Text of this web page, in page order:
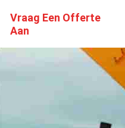
Vraag Een Offerte
Aan